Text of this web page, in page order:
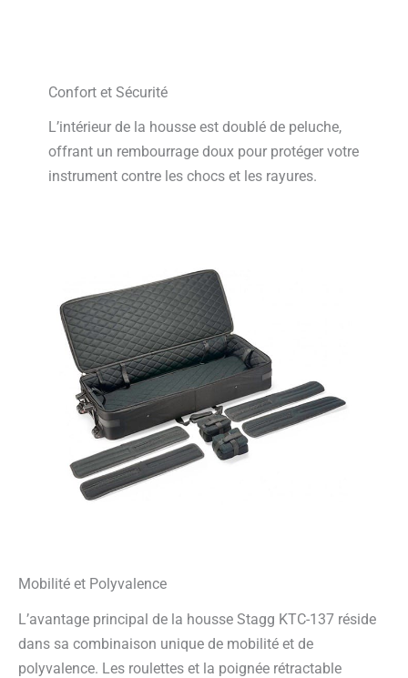
Confort et Sécurité
L’intérieur de la housse est doublé de peluche,
offrant un rembourrage doux pour protéger votre
instrument contre les chocs et les rayures.
Mobilité et Polyvalence
L’avantage principal de la housse Stagg KTC-137 réside
dans sa combinaison unique de mobilité et de
polyvalence. Les roulettes et la poignée rétractable